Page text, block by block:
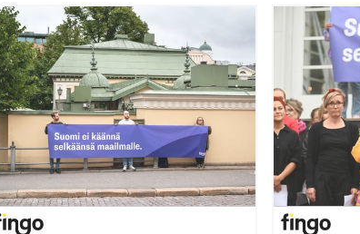
sijoitusmuotoista kehitysyhteistyötä
leikataan 35 miljoonalla eurolla, joka
puolittaa määrärahan. Varsinaiseen
kehitysyhteistyöhön ei kohdistunut
uusia leikkauksia.
Kansalaisyhteiskunnan
toimintaedellytyksiin tulee vakavia
heikennyksiä sote-sektorin
leikkausten myötä.